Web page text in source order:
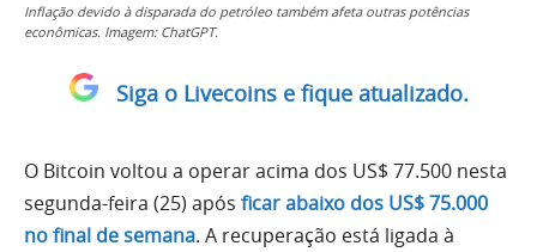
Inflação devido à disparada do petróleo também afeta outras potências
econômicas. Imagem: ChatGPT.
Siga o Livecoins e fique atualizado.
O Bitcoin voltou a operar acima dos US$ 77.500 nesta
segunda-feira (25) após ficar abaixo dos US$ 75.000
no final de semana. A recuperação está ligada à